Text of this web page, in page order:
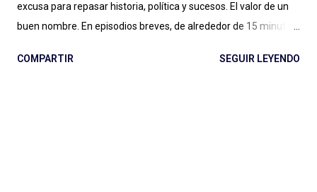
excusa para repasar historia, política y sucesos. El valor de un
buen nombre. En episodios breves, de alrededor de 15 minutos,
Historia, con música amena y audios de archivo al paso para
COMPARTIR SEGUIR LEYENDO